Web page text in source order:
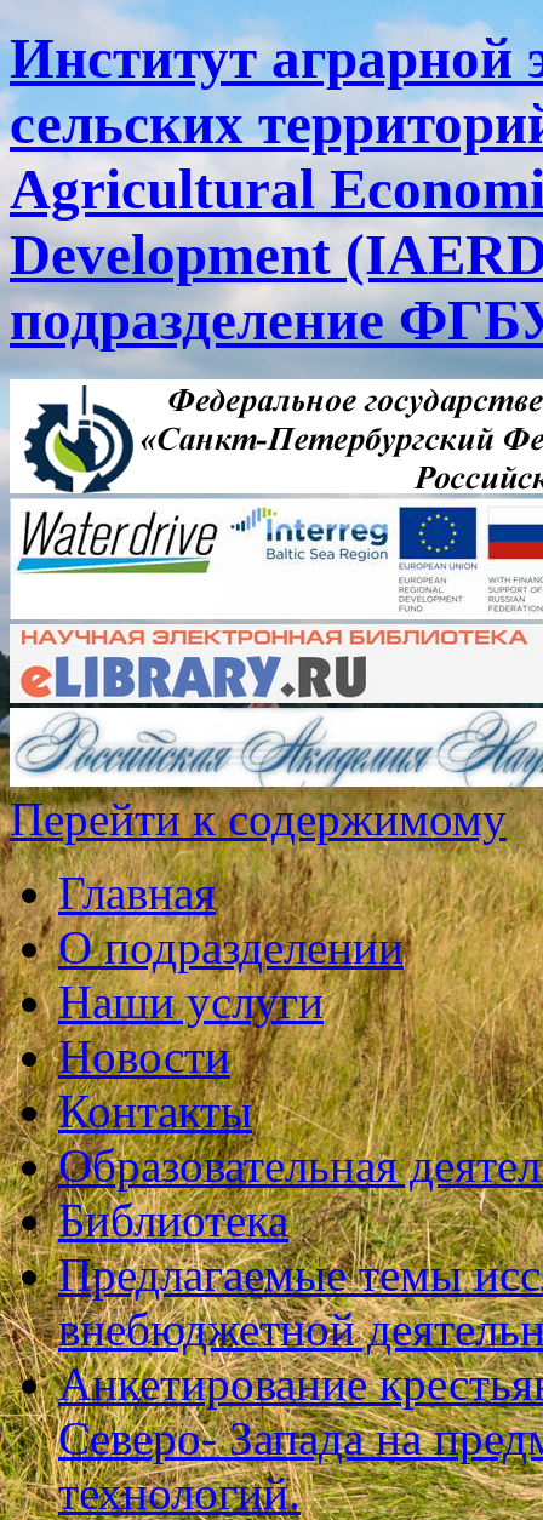
Институт аграрной
сельских
Agricultural
Development
подразделение
Перейти к содержимому
Главная
О подразделении
Наши услуги
Новости
Контакты
Образовательная
Библиотека
Предлагаемые темы
внебюджетной
Анкетирование
Северо- Запада на
технологий.